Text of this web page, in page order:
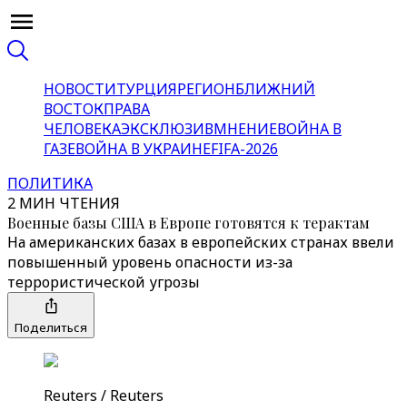
НОВОСТИТУРЦИЯРЕГИОНБЛИЖНИЙ
ВОСТОКПРАВА
ЧЕЛОВЕКАЭКСКЛЮЗИВМНЕНИЕВОЙНА В
ГАЗЕВОЙНА В УКРАИНЕFIFA-2026
ПОЛИТИКА
2 МИН ЧТЕНИЯ
Военные базы США в Европе готовятся к терактам
На американских базах в европейских странах ввели
повышенный уровень опасности из-за
террористической угрозы
Поделиться
Reuters / Reuters